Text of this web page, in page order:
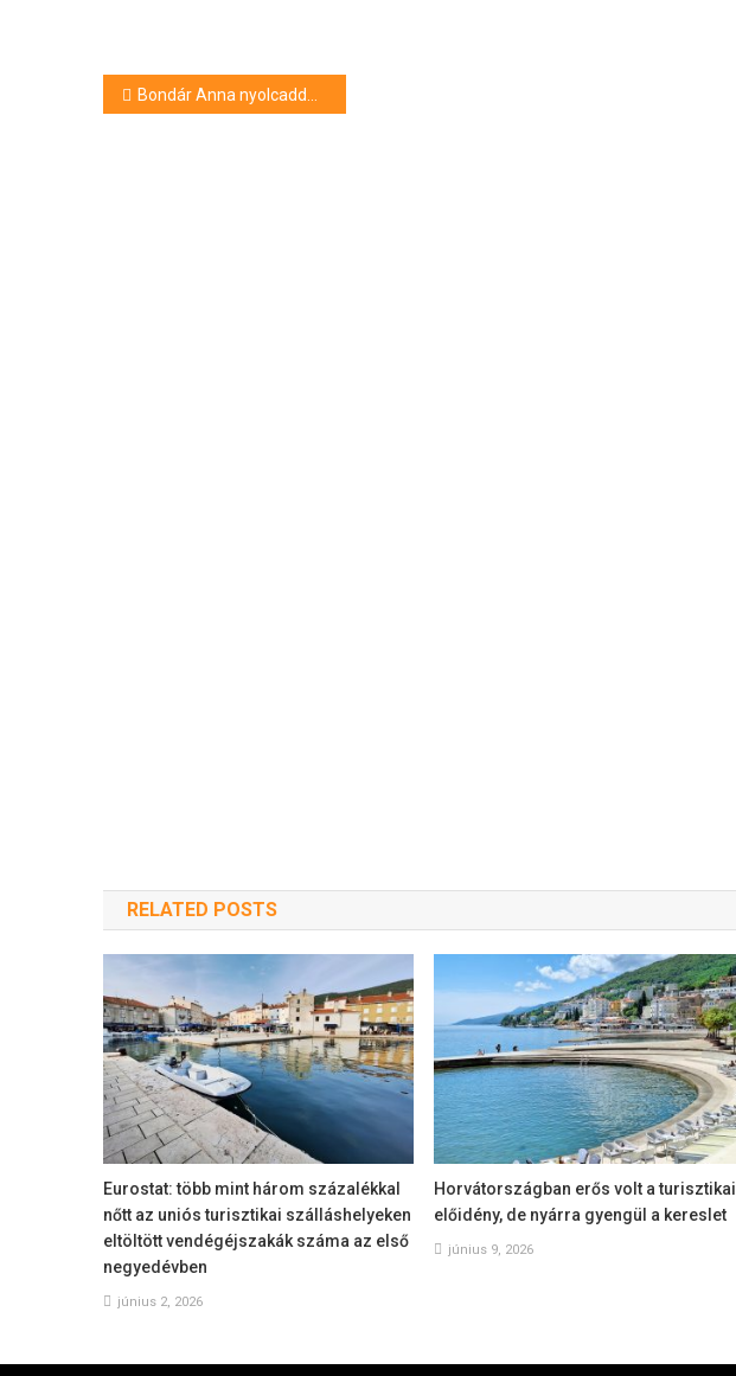
Bejegyzés
Bondár Anna nyolcaddöntős a roueni tenisztornán
RELATED POSTS
Eurostat: több mint három százalékkal
nőtt az uniós turisztikai szálláshelyeken
eltöltött vendégéjszakák száma az első
negyedévben
június 2, 2026
Horvátországban erős volt a turisztikai
előidény, de nyárra gyengül a kereslet
június 9, 2026